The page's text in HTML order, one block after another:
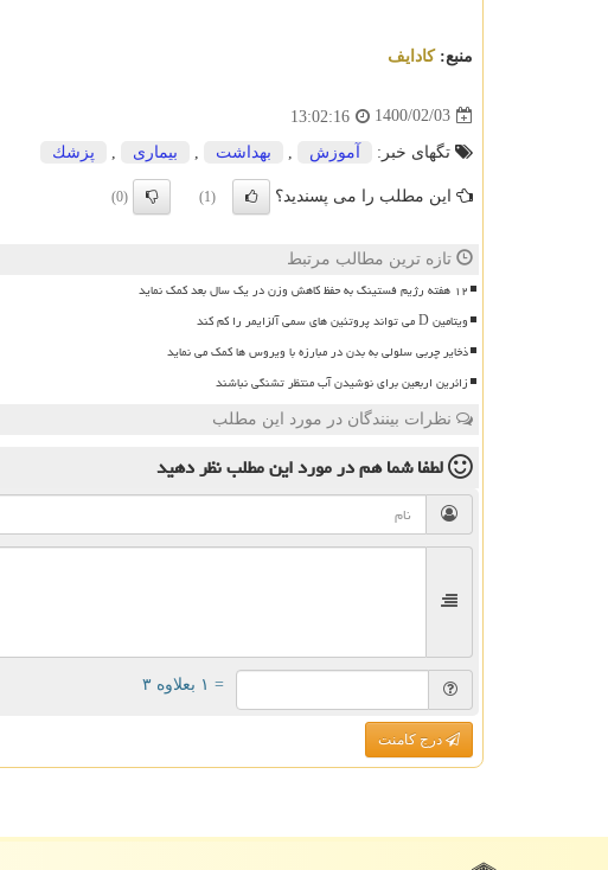
منبع:كادایف
1400/02/03
13:02:16
تگهای خبر: آموزش , بهداشت , بیماری , پزشك
این مطلب را می پسندید؟ (1)
(0)
تازه ترین مطالب مرتبط
۱۲ هفته رژیم فستینگ به حفظ کاهش وزن در یک سال بعد کمک نماید
ویتامین D می تواند پروتئین های سمی آلزایمر را کم کند
ذخایر چربی سلولی به بدن در مبارزه با ویروس ها کمک می نماید
زائرین اربعین برای نوشیدن آب منتظر تشنگی نباشند
نظرات بینندگان در مورد این مطلب
لطفا شما همدر مورد این مطلبنظر دهید
= ۱ بعلاوه ۳
درج کامنت